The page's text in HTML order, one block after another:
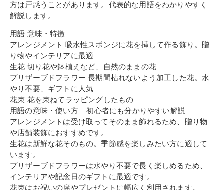
方は戸惑うことがあります。代表的な用語をわかりやすく
解説します。
用語 意味・特徴
アレンジメント 吸水性スポンジに花を挿して作る飾り。贈
り物やインテリアに最適
生花 切り花や鉢植えなど、自然のままの花
プリザーブドフラワー 長期間枯れないよう加工した花。水
やり不要、ギフトに人気
花束 花を束ねてラッピングしたもの
用語の意味・使い方 – 初心者にも分かりやすい解説
アレンジメントは受け取ってそのまま飾れるため、贈り物
や店舗装飾におすすめです。
生花は新鮮な花そのもの。季節感を楽しみたい方に適して
います。
プリザーブドフラワーは水やり不要で長く楽しめるため、
インテリアや記念日のギフトに最適です。
花束はお祝いの席やプレゼントに幅広く利用されます。